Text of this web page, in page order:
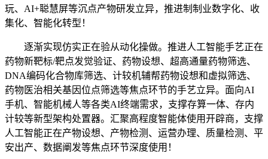
玩、AI+聪慧屏等沉点产物研发立异，推进制制业数字化、收
集化、智能化转型！
逐渐实现仿实正在验从动化操做。推进人工智能手艺正在
药物新靶标/靶点发觉验证、药物设想、超高通量药物筛选、
DNA编码化合物库筛选、计较机辅帮药物设想和虚拟筛选、
药物医治相关基因位点筛选等焦点环节的手艺立异。面向AI
手机、智能机械人等各类AI终端需求，支撑存算一体、存内
计较等新型架构处置器。汇聚高程度智能体使用开辟商，支撑
人工智能正在产物设想、产物检测、运营办理、质量检测、平
安出产、数据阐发等焦点环节深度使用！